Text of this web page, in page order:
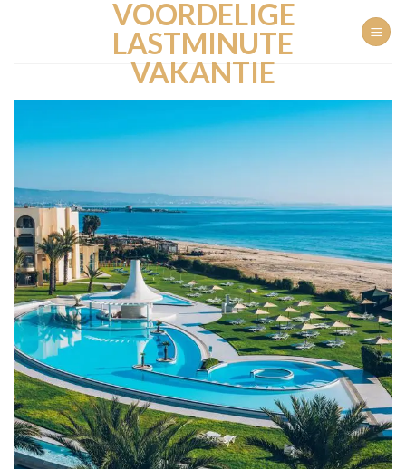
VOORDELIGE
LASTMINUTE
VAKANTIE